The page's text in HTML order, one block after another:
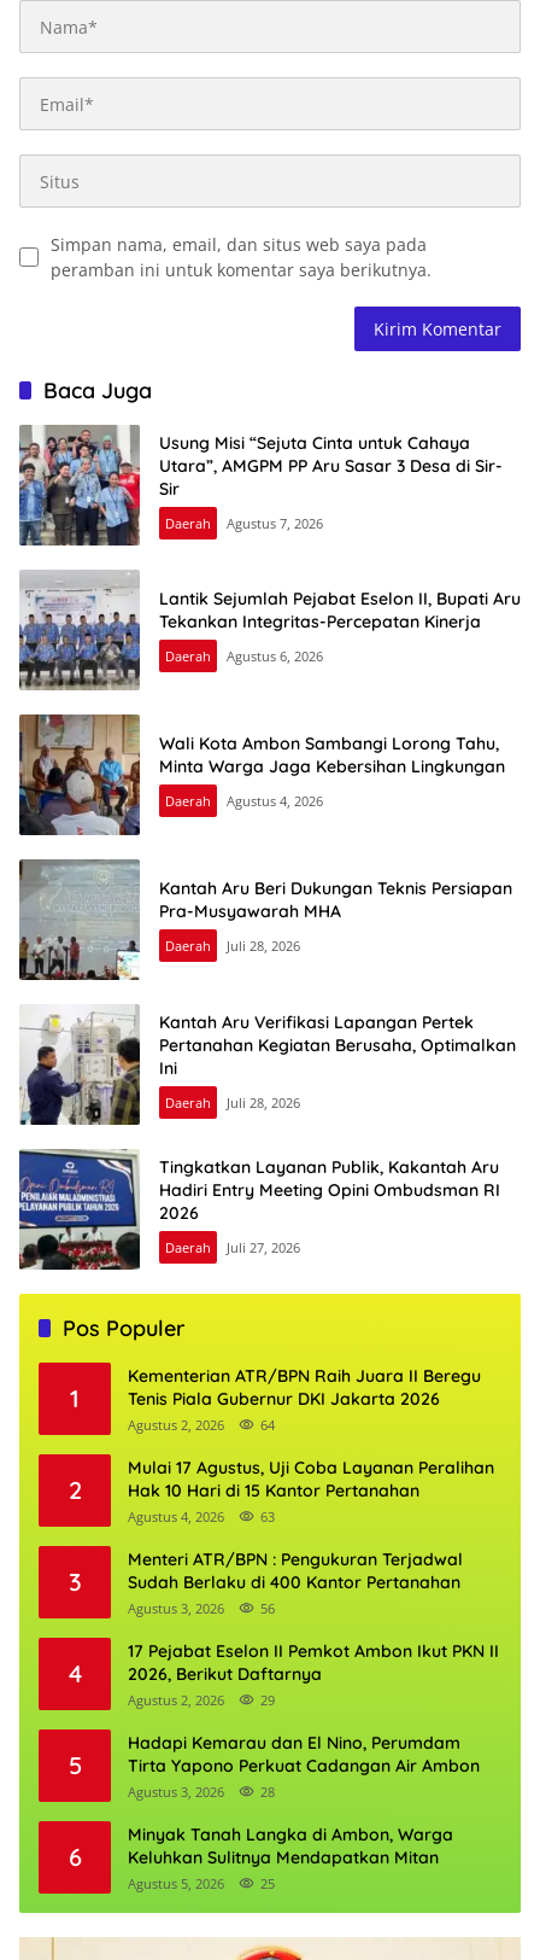
Simpan nama, email, dan situs web saya pada
peramban ini untuk komentar saya berikutnya.
Baca Juga
Usung Misi “Sejuta Cinta untuk Cahaya
Utara”, AMGPM PP Aru Sasar 3 Desa di Sir-
Sir
Daerah Agustus 7, 2026
Lantik Sejumlah Pejabat Eselon II, Bupati Aru
Tekankan Integritas-Percepatan Kinerja
Daerah Agustus 6, 2026
Wali Kota Ambon Sambangi Lorong Tahu,
Minta Warga Jaga Kebersihan Lingkungan
Daerah Agustus 4, 2026
Kantah Aru Beri Dukungan Teknis Persiapan
Pra-Musyawarah MHA
Daerah Juli 28, 2026
Kantah Aru Verifikasi Lapangan Pertek
Pertanahan Kegiatan Berusaha, Optimalkan
Ini
Daerah Juli 28, 2026
Tingkatkan Layanan Publik, Kakantah Aru
Hadiri Entry Meeting Opini Ombudsman RI
2026
Daerah Juli 27, 2026
Pos Populer
1
Kementerian ATR/BPN Raih Juara II Beregu
Tenis Piala Gubernur DKI Jakarta 2026
Agustus 2, 2026 64
2
Mulai 17 Agustus, Uji Coba Layanan Peralihan
Hak 10 Hari di 15 Kantor Pertanahan
Agustus 4, 2026 63
3
Menteri ATR/BPN : Pengukuran Terjadwal
Sudah Berlaku di 400 Kantor Pertanahan
Agustus 3, 2026 56
4
17 Pejabat Eselon II Pemkot Ambon Ikut PKN II
2026, Berikut Daftarnya
Agustus 2, 2026 29
5
Hadapi Kemarau dan El Nino, Perumdam
Tirta Yapono Perkuat Cadangan Air Ambon
Agustus 3, 2026 28
6
Minyak Tanah Langka di Ambon, Warga
Keluhkan Sulitnya Mendapatkan Mitan
Agustus 5, 2026 25